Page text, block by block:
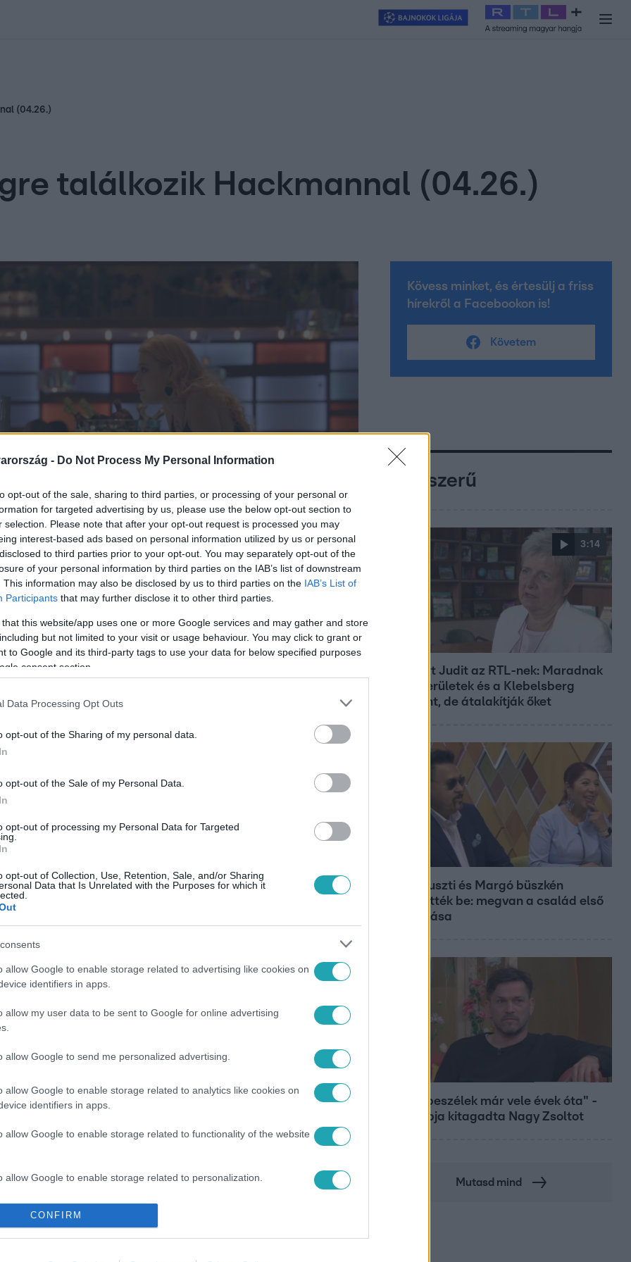
- Do Not Process My Personal Information
opt-out of the sale, sharing to third parties, or processing of your personal or
for targeted advertising by us, please use the below opt-out section to
selection. Please note that after your opt-out request is processed you may
interest-based ads based on personal information utilized by us or personal
to third parties prior to your opt-out. You may separately opt-out of the
of your personal information by third parties on the IAB’s list of downstream
This information may also be disclosed by us to third parties on the IAB’s List of
Participants that may further disclose it to other third parties.
that this website/app uses one or more Google services and may gather and store
but not limited to your visit or usage behaviour. You may click to grant or
to Google and its third-party tags to use your data for below specified purposes
consent section.
Data Processing Opt Outs
opt-out of the Sharing of my personal data.
opt-out of the Sale of my Personal Data.
opt-out of processing my Personal Data for Targeted
opt-out of Collection, Use, Retention, Sale, and/or Sharing
Data that Is Unrelated with the Purposes for which it
allow Google to enable storage related to advertising like cookies on
identifiers in apps.
allow my user data to be sent to Google for online advertising
allow Google to send me personalized advertising.
allow Google to enable storage related to analytics like cookies on
identifiers in apps.
allow Google to enable storage related to functionality of the website
allow Google to enable storage related to personalization.
allow Google to enable storage related to security, including
functionality and fraud prevention, and other user protection.
CONFIRM
Exek csatája 2026 Celeb vagyok, ments ki innen
(04.26.)
találkozik Hackmannal (04.26.)
két testvér között. Vajon mit keres egy
a Hotel Margaret keddi
legyen a Google-találatokban!
#GINGER #SCHUMACHER VANDA
Kövess minket, és értesülj a friss
hírekről a Facebookon is!
Követem
Népszerű
3:14
Lannert Judit az RTL-nek: Maradnak
a tankerületek és a Klebelsberg
Központ, de átalakítják őket
Bódi Guszti és Margó büszkén
jelentették be: megvan a család első
diplomása
"Nem beszélek már vele évek óta" -
Édesapja kitagadta Nagy Zsoltot
Mutasd mind